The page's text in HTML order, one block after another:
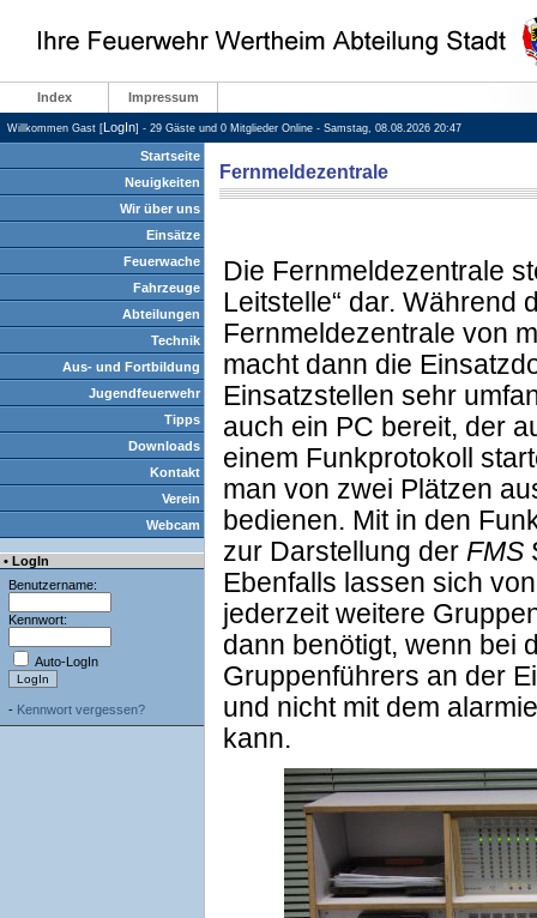
Index Impressum
Willkommen Gast [LogIn] - 29 Gäste und 0 Mitglieder Online - Samstag, 08.08.2026 20:47
Startseite
Neuigkeiten
Wir über uns
Einsätze
Feuerwache
Fahrzeuge
Abteilungen
Technik
Aus- und Fortbildung
Jugendfeuerwehr
Tipps
Downloads
Kontakt
Verein
Webcam
• LogIn
Benutzername:
Kennwort:
Auto-LogIn
- Kennwort vergessen?
Fernmeldezentrale
Die Fernmeldezentrale
Leitstelle“ dar. Während
Fernmeldezentrale von
macht dann die
Einsatzstellen sehr
auch ein PC bereit, der
einem Funkprotokoll
man von zwei Plätzen
bedienen. Mit in den
zur Darstellung der FMS
Ebenfalls lassen sich
jederzeit weitere
dann benötigt, wenn bei
Gruppenführers an der
und nicht mit dem
kann.